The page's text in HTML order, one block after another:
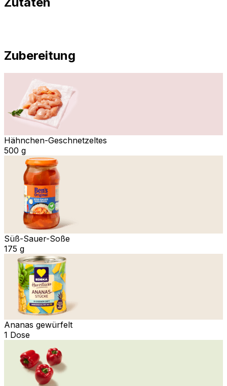
Zubereitung
Hähnchen-Geschnetzeltes
500 g
Süß-Sauer-Soße
175 g
Ananas gewürfelt
1 Dose